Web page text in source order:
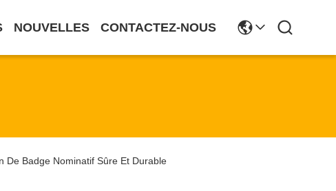
NOUVELLES CONTACTEZ-NOUS
De Badge Nominatif Sûre Et Durable